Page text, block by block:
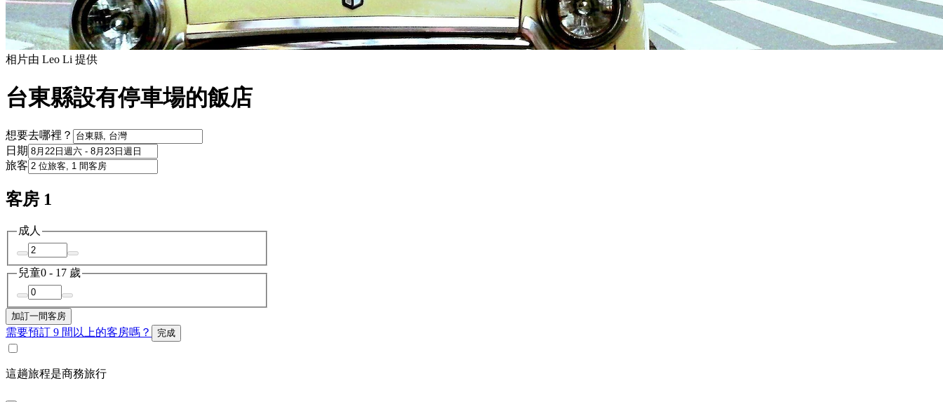
相片由 Leo Li 提供
台東縣設有停車場的飯店
想要去哪裡？
日期
旅客
客房 1
成人
兒童0 - 17 歲
加訂一間客房
需要預訂 9 間以上的客房嗎？ 完成
這趟旅程是商務旅行